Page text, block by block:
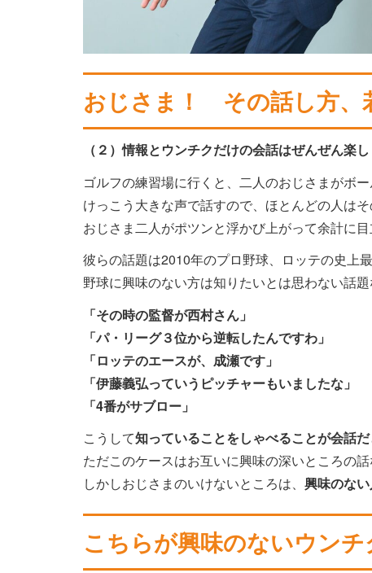
おじさま！ その話し方、
（２）情報とウンチクだけの会話はぜんぜん楽
ゴルフの練習場に行くと、二人のおじさまがボ
けっこう大きな声で話すので、ほとんどの人は
おじさま二人がポツンと浮かび上がって余計に目
彼らの話題は2010年のプロ野球、ロッテの史上最
野球に興味のない方は知りたいとは思わない話
「その時の監督が西村さん」
「パ・リーグ３位から逆転したんですわ」
「ロッテのエースが、成瀬です」
「伊藤義弘っていうピッチャーもいましたな」
「4番がサブロー」
こうして知っていることをしゃべることが会話
ただこのケースはお互いに興味の深いところの
しかしおじさまのいけないところは、 興味のな
こちらが興味のないウン